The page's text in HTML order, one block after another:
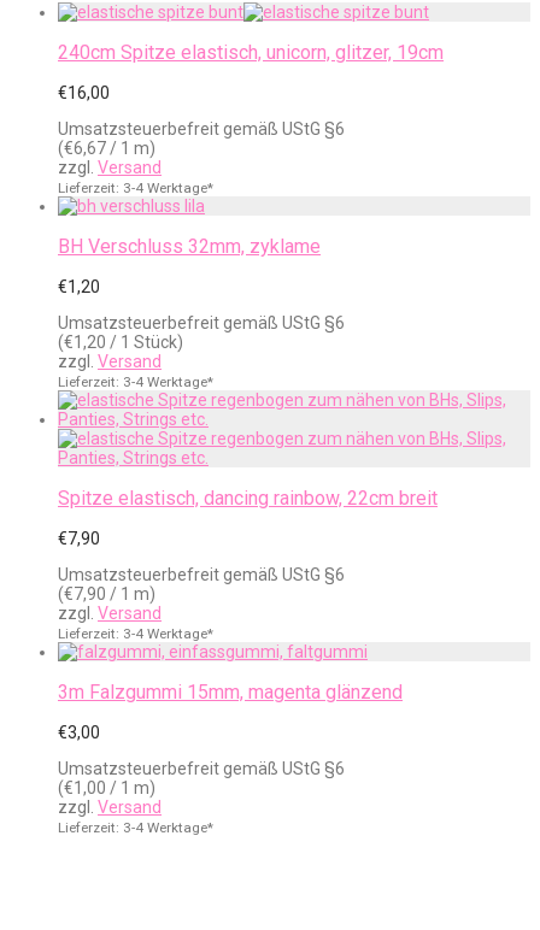
240cm Spitze elastisch, unicorn, glitzer, 19cm
€16,00
Umsatzsteuerbefreit gemäß UStG §6
(€6,67 / 1 m)
zzgl. Versand
Lieferzeit: 3-4 Werktage*
BH Verschluss 32mm, zyklame
€1,20
Umsatzsteuerbefreit gemäß UStG §6
(€1,20 / 1 Stück)
zzgl. Versand
Lieferzeit: 3-4 Werktage*
Spitze elastisch, dancing rainbow, 22cm breit
€7,90
Umsatzsteuerbefreit gemäß UStG §6
(€7,90 / 1 m)
zzgl. Versand
Lieferzeit: 3-4 Werktage*
3m Falzgummi 15mm, magenta glänzend
€3,00
Umsatzsteuerbefreit gemäß UStG §6
(€1,00 / 1 m)
zzgl. Versand
Lieferzeit: 3-4 Werktage*